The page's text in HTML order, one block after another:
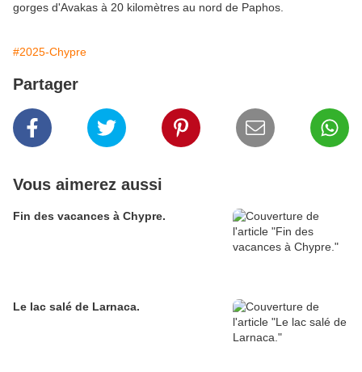
gorges d'Avakas à 20 kilomètres au nord de Paphos.
#2025-Chypre
Partager
Vous aimerez aussi
Fin des vacances à Chypre.
Le lac salé de Larnaca.